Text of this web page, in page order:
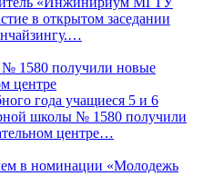
в открытом заседании
№ 1580 получили новые
центре
года учащиеся 5 и 6
школы № 1580 получили
центре…
в номинации «Молодежь